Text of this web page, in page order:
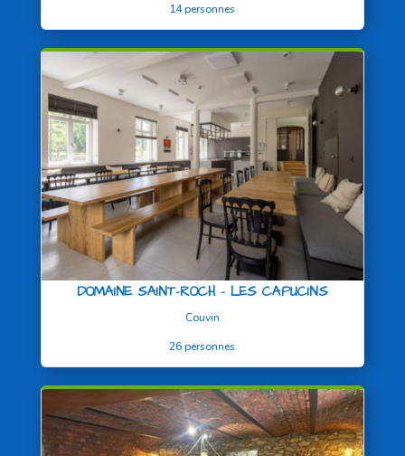
14 personnes
DOMAINE SAINT-ROCH – LES CAPUCINS
Couvin
26 personnes